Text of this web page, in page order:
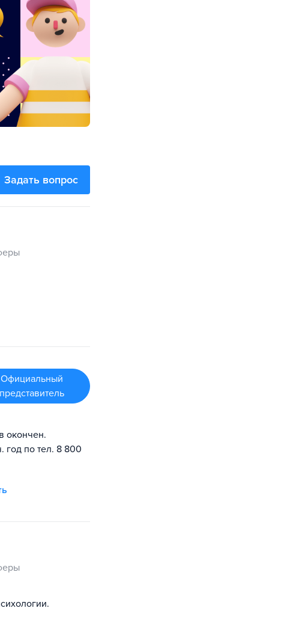
Задать вопрос
Официальный
представитель
окончен.
год по тел. 8 800